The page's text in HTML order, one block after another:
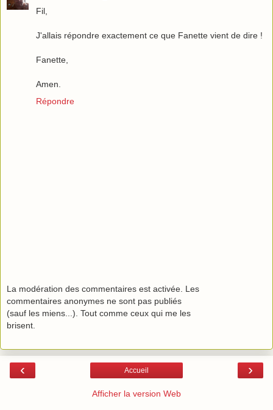
Fil,
J'allais répondre exactement ce que Fanette vient de dire !
Fanette,
Amen.
Répondre
La modération des commentaires est activée. Les
commentaires anonymes ne sont pas publiés
(sauf les miens...). Tout comme ceux qui me les
brisent.
‹ ›
Accueil
Afficher la version Web